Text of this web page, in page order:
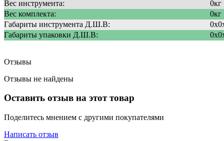
Вес инструмента:
0кг
Вес комплекта:
0кг
Габариты инструмента Д.Ш.В:
Габариты упаковки Д.Ш.В:
Отзывы
Отзывы не найдены
Оставить отзыв на этот товар
Поделитесь мнением с другими покупателями
Написать отзыв